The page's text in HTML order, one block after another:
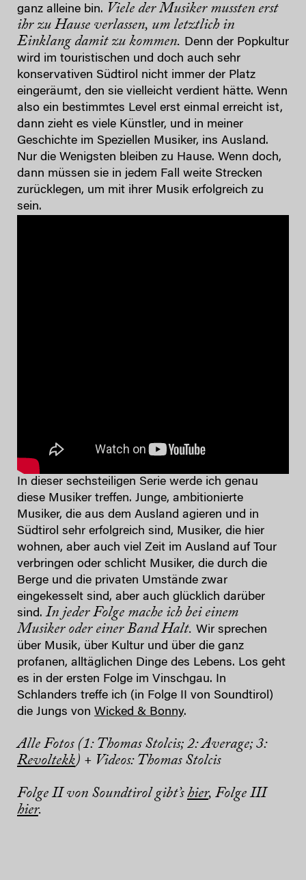
ganz alleine bin. Viele der Musiker mussten erst
ihr zu Hause verlassen, um letztlich in
Einklang damit zu kommen. Denn der Popkultur
wird im touristischen und doch auch sehr
konservativen Südtirol nicht immer der Platz
eingeräumt, den sie vielleicht verdient hätte. Wenn
also ein bestimmtes Level erst einmal erreicht ist,
dann zieht es viele Künstler, und in meiner
Geschichte im Speziellen Musiker, ins Ausland.
Nur die Wenigsten bleiben zu Hause. Wenn doch,
dann müssen sie in jedem Fall weite Strecken
zurücklegen, um mit ihrer Musik erfolgreich zu
sein.
In dieser sechsteiligen Serie werde ich genau
diese Musiker treffen. Junge, ambitionierte
Musiker, die aus dem Ausland agieren und in
Südtirol sehr erfolgreich sind, Musiker, die hier
wohnen, aber auch viel Zeit im Ausland auf Tour
verbringen oder schlicht Musiker, die durch die
Berge und die privaten Umstände zwar
eingekesselt sind, aber auch glücklich darüber
sind. In jeder Folge mache ich bei einem
Musiker oder einer Band Halt. Wir sprechen
über Musik, über Kultur und über die ganz
profanen, alltäglichen Dinge des Lebens. Los geht
es in der ersten Folge im Vinschgau. In
Schlanders treffe ich (in Folge II von Soundtirol)
die Jungs von Wicked & Bonny.
Alle Fotos (1: Thomas Stolcis; 2: Average; 3:
Revoltekk) + Videos: Thomas Stolcis
Folge II von Soundtirol gibt’shier, Folge III
hier.